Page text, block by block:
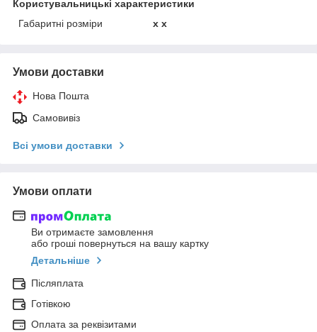
Користувальницькі характеристики
Габаритні розміри
x x
Умови доставки
Нова Пошта
Самовивіз
Всі умови доставки
Умови оплати
Ви отримаєте замовлення
або гроші повернуться на вашу картку
Детальніше
Післяплата
Готівкою
Оплата за реквізитами